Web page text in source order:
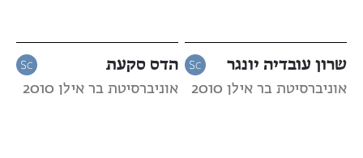
שרון עובדיה יונגר
אוניברסיטת בר אילן 2010
הדס סקעת
אוניברסיטת בר אילן 2010